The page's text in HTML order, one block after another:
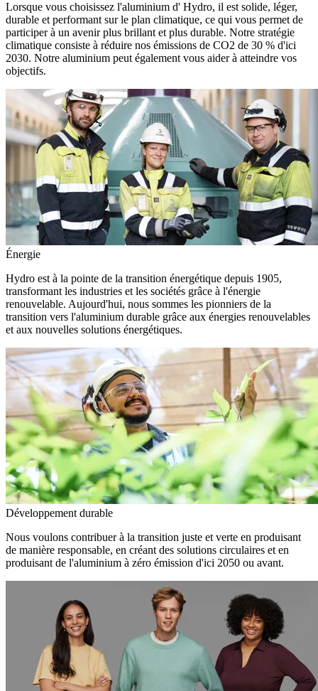
Lorsque vous choisissez l'aluminium d' Hydro, il est solide, léger,
durable et performant sur le plan climatique, ce qui vous permet de
participer à un avenir plus brillant et plus durable. Notre stratégie
climatique consiste à réduire nos émissions de CO2 de 30 % d'ici
2030. Notre aluminium peut également vous aider à atteindre vos
objectifs.
Énergie
Hydro est à la pointe de la transition énergétique depuis 1905,
transformant les industries et les sociétés grâce à l'énergie
renouvelable. Aujourd'hui, nous sommes les pionniers de la
transition vers l'aluminium durable grâce aux énergies renouvelables
et aux nouvelles solutions énergétiques.
Développement durable
Nous voulons contribuer à la transition juste et verte en produisant
de manière responsable, en créant des solutions circulaires et en
produisant de l'aluminium à zéro émission d'ici 2050 ou avant.